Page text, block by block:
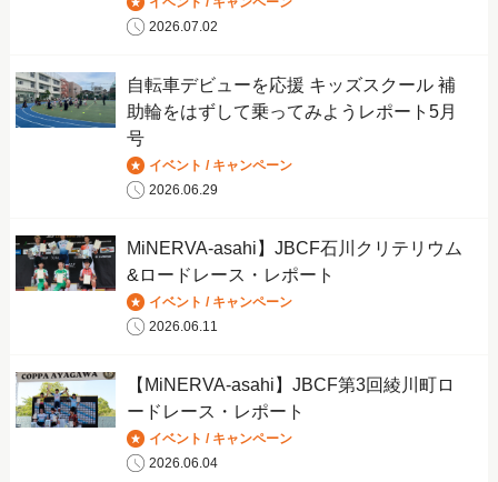
2026.07.02
自転車デビューを応援 キッズスクール 補
助輪をはずして乗ってみようレポート5月
号
イベント / キャンペーン
2026.06.29
MiNERVA-asahi】JBCF石川クリテリウム
&ロードレース・レポート
イベント / キャンペーン
2026.06.11
【MiNERVA-asahi】JBCF第3回綾川町ロ
ードレース・レポート
イベント / キャンペーン
2026.06.04